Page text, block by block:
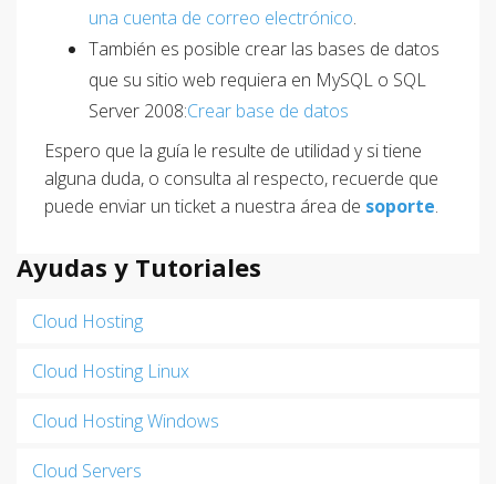
una cuenta de correo electrónico.
También es posible crear las bases de datos
que su sitio web requiera en MySQL o SQL
Server 2008:Crear base de datos
Espero que la guía le resulte de utilidad y si tiene
alguna duda, o consulta al respecto, recuerde que
puede enviar un ticket a nuestra área de soporte.
Ayudas y Tutoriales
Cloud Hosting
Cloud Hosting Linux
Cloud Hosting Windows
Cloud Servers